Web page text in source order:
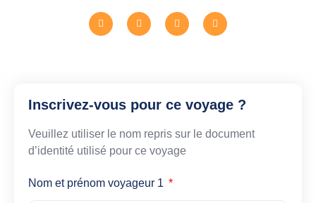
Inscrivez-vous pour ce voyage ?
Veuillez utiliser le nom repris sur le document
d’identité utilisé pour ce voyage
Nom et prénom voyageur 1